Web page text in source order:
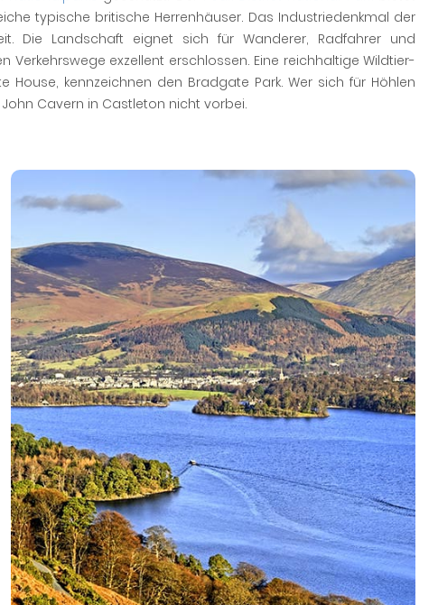
typische britische Herrenhäuser. Das Industriedenkmal der
Die Landschaft eignet sich für Wanderer, Radfahrer und
exzellent erschlossen. Eine reichhaltige Wildtier-
kennzeichnen den Bradgate Park. Wer sich für Höhlen
Cavern in Castleton nicht vorbei.